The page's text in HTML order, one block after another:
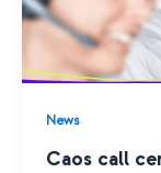
News
Caos call